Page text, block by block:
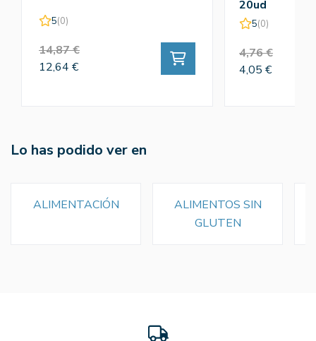
5(0)
14,87 €
12,64 €
20ud
5(0)
4,76 €
4,05 €
Lo has podido ver en
ALIMENTACIÓN
ALIMENTOS SIN
GLUTEN